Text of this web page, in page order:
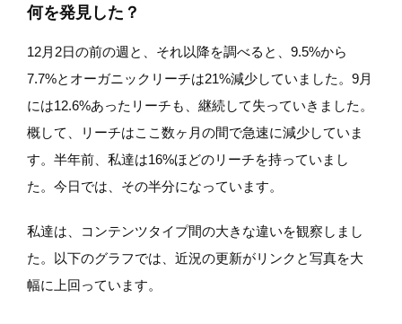
何を発見した？
12月2日の前の週と、それ以降を調べると、9.5%から
7.7%とオーガニックリーチは21%減少していました。9月
には12.6%あったリーチも、継続して失っていきました。
概して、リーチはここ数ヶ月の間で急速に減少していま
す。半年前、私達は16%ほどのリーチを持っていまし
た。今日では、その半分になっています。
私達は、コンテンツタイプ間の大きな違いを観察しまし
た。以下のグラフでは、近況の更新がリンクと写真を大
幅に上回っています。